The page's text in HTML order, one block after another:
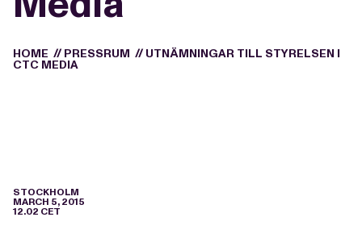
HOME // PRESSRUM // UTNÄMNINGAR TILL STYRELSEN I
CTC MEDIA
STOCKHOLM
MARCH 5, 2015
12.02 CET